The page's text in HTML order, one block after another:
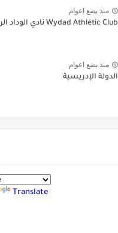
منذ بضع اعوام
Wydad Athlétic Club نادي الوداد الرياضي
منذ بضع اعوام
الدولة الإدريسية
Translate